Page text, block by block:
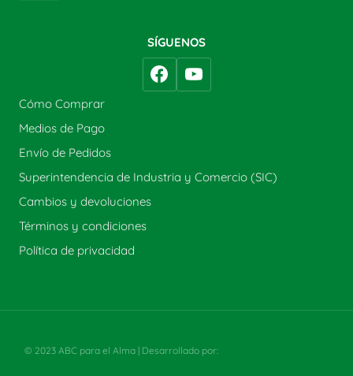
SÍGUENOS
Cómo Comprar
Medios de Pago
Envío de Pedidos
Superintendencia de Industria y Comercio (SIC)
Cambios y devoluciones
Términos y condiciones
Política de privacidad
© 2023 ABC para el Alma | Desarrollado por: